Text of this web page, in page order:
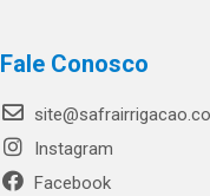
Fale Conosco
Instagram
Facebook